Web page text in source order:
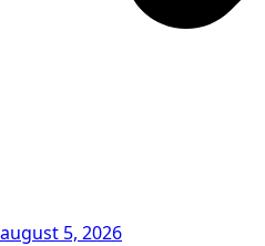
august 5, 2026